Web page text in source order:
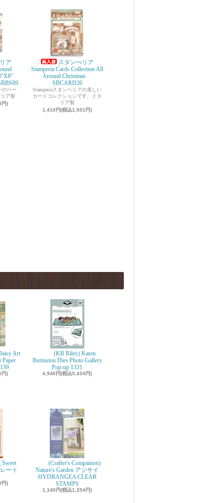
ア
のペー
ア製
円)
スタンぺリア
Stamperia Cards Collection All
Around Christmas
SBCARD20
Stamperiaスタンペリアの美しい
カードコレクションです。イタ
リア製
1,410円(税込1,551円)
Art
Paper
円)
(KB Riley) Karen
Burniston Dies Photo Gallery
Pop-up 1331
4,940円(税込5,434円)
Sweet
ート
円)
(Crafter's Companion)
Nature's Garden アジサイ
HYDRANGEA CLEAR
STAMPS
1,140円(税込1,254円)